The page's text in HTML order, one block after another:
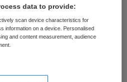
ziekenhuizen nodig om
in de regio te kunnen
Nieuwbouw is nodig
van het
data to provide:
scan device characteristics for
information on a device. Personalised
and content measurement, audience